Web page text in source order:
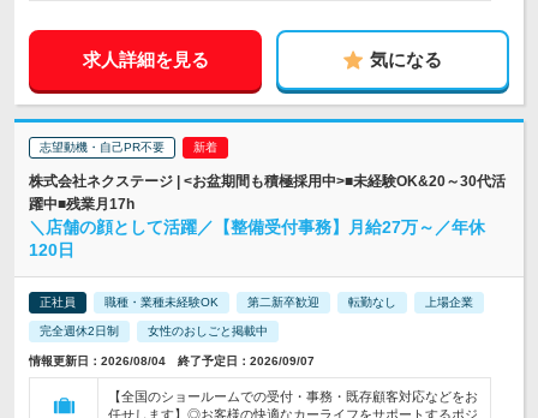
求人詳細を見る 気になる
志望動機・自己PR不要
株式会社ネクステージ | <お盆期間も積極採用中>■未経験OK&20～30代活
躍中■残業月17h
＼店舗の顔として活躍／【整備受付事務】月給27万～／年休
120日
正社員 職種・業種未経験OK 第二新卒歓迎 転勤なし 上場企業
完全週休2日制 女性のおしごと掲載中
情報更新日：2026/08/04 終了予定日：2026/09/07
【全国のショールームでの受付・事務・既存顧客対応などをお
任せします】◎お客様の快適なカーライフをサポートするポジ